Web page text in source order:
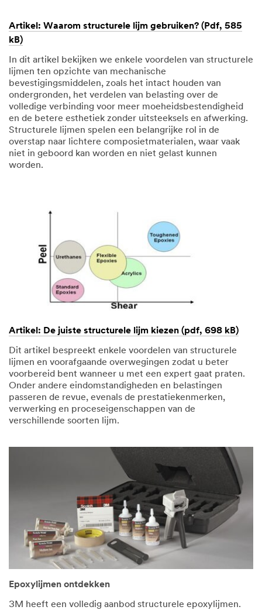
Artikel: Waarom structurele lijm gebruiken? (Pdf, 585
kB)
In dit artikel bekijken we enkele voordelen van structurele
lijmen ten opzichte van mechanische
bevestigingsmiddelen, zoals het intact houden van
ondergronden, het verdelen van belasting over de
volledige verbinding voor meer moeheidsbestendigheid
en de betere esthetiek zonder uitsteeksels en afwerking.
Structurele lijmen spelen een belangrijke rol in de
overstap naar lichtere composietmaterialen, waar vaak
niet in geboord kan worden en niet gelast kunnen
worden.
Artikel: De juiste structurele lijm kiezen (pdf, 698 kB)
Dit artikel bespreekt enkele voordelen van structurele
lijmen en voorafgaande overwegingen zodat u beter
voorbereid bent wanneer u met een expert gaat praten.
Onder andere eindomstandigheden en belastingen
passeren de revue, evenals de prestatiekenmerken,
verwerking en proceseigenschappen van de
verschillende soorten lijm.
Epoxylijmen ontdekken
3M heeft een volledig aanbod structurele epoxylijmen.